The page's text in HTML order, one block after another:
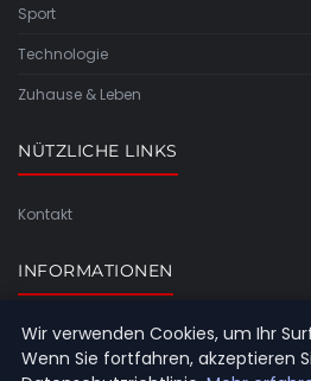
Sport
Technologie
Zuhause & Leben
NÜTZLICHE LINKS
Kontakt
INFORMATIONEN
Seitenübersicht
Wir verwenden Cookies, um Ihr
Wenn Sie fortfahren, akzeptieren